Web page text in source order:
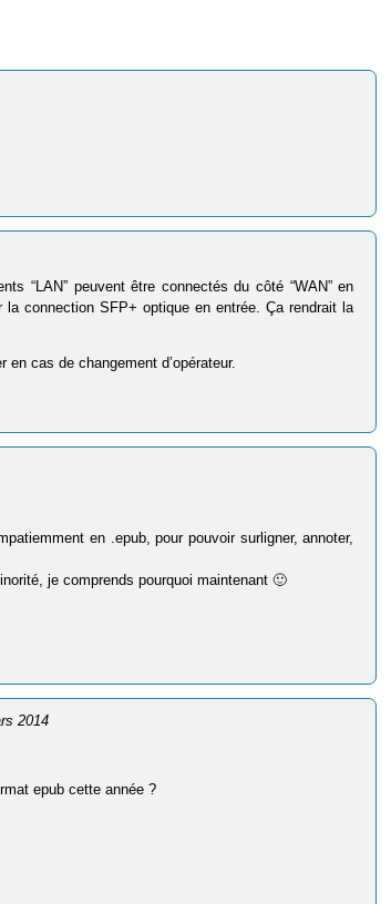
“LAN” peuvent être connectés du côté “WAN” en
connection SFP+ optique en entrée. Ça rendrait la
cas de changement d’opérateur.
en .epub, pour pouvoir surligner, annoter,
je comprends pourquoi maintenant 🙂
2014
epub cette année ?